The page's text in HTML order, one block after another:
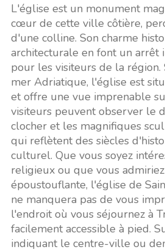
L'église est un monument
cœur de cette ville côtière,
d'une colline. Son charme
architecturale en font un arrêt
pour les visiteurs de la
mer Adriatique, l'église est
et offre une vue imprenable
visiteurs peuvent observer le
clocher et les magnifiques
qui reflètent des siècles
culturel. Que vous soyez
religieux ou que vous
époustouflante, l'église de
ne manquera pas de vous
l'endroit où vous séjournez à
facilement accessible à pied.
indiquant le centre-ville ou